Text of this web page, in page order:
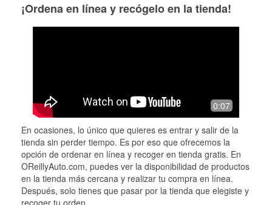
¡Ordena en línea y recógelo en la tienda!
0:07
En ocasiones, lo único que quieres es entrar y salir de la
tienda sin perder tiempo. Es por eso que ofrecemos la
opción de ordenar en línea y recoger en tienda gratis. En
OReillyAuto.com, puedes ver la disponibilidad de productos
en la tienda más cercana y realizar tu compra en línea.
Después, solo tienes que pasar por la tienda que elegiste y
recoger tu orden.